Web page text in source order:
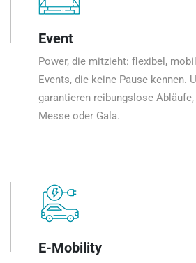
Event
Power, die mitzieht: flexibel,
Events, die keine Pause kennen.
garantieren reibungslose
Messe oder Gala.
E-Mobility